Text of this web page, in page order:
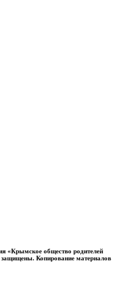
«Крымское общество родителей
Копирование материалов